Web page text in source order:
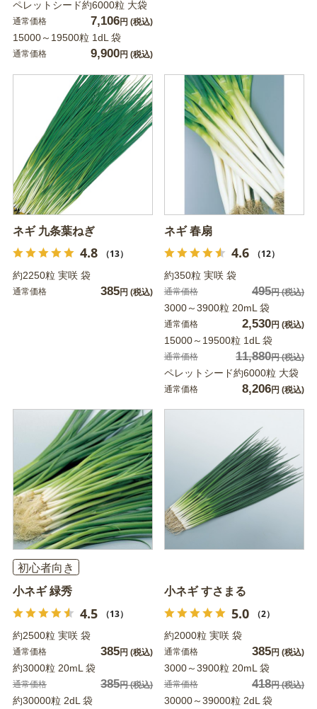
ペレットシード約6000粒 大袋
通常価格 7,106円 (税込)
15000～19500粒 1dL 袋
通常価格 9,900円 (税込)
ネギ 九条葉ねぎ
4.8 （13）
約2250粒 実咲 袋
通常価格 385円 (税込)
ネギ 春扇
4.6 （12）
約350粒 実咲 袋
通常価格 495円(税込)
3000～3900粒 20mL 袋
通常価格 2,530円 (税込)
15000～19500粒 1dL 袋
通常価格 11,880円(税込)
ペレットシード約6000粒 大袋
通常価格 8,206円 (税込)
初心者向き
小ネギ 緑秀
4.5 （13）
約2500粒 実咲 袋
通常価格 385円 (税込)
約3000粒 20mL 袋
通常価格 385円(税込)
約30000粒 2dL 袋
小ネギ すさまる
5.0 （2）
約2000粒 実咲 袋
通常価格 385円 (税込)
3000～3900粒 20mL 袋
通常価格 418円(税込)
30000～39000粒 2dL 袋